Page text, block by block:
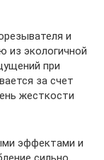
и
из экологичной
при
за счет
жесткости
эффектами и